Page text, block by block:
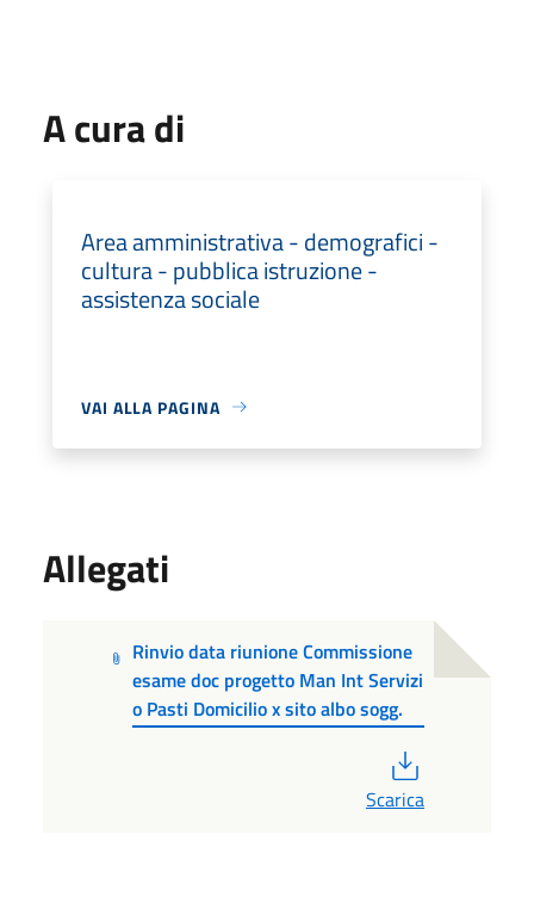
A cura di
Area amministrativa - demografici -
cultura - pubblica istruzione -
assistenza sociale
VAI ALLA PAGINA
Allegati
Rinvio data riunione Commissione
esame doc progetto Man Int Servizi
o Pasti Domicilio x sito albo sogg.
Scarica